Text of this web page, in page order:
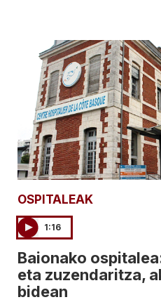
OSPITALEAK
1:16
Baionako
eta zuzendaritza,
bidean